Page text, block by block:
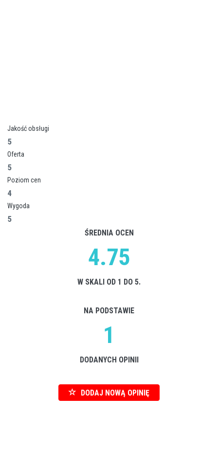
Jakość obsługi
5
Oferta
5
Poziom cen
4
Wygoda
5
ŚREDNIA OCEN
4.75
W SKALI OD 1 DO 5.
NA PODSTAWIE
1
DODANYCH OPINII
DODAJ NOWĄ OPINIĘ